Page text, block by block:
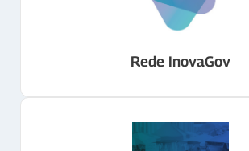
Rede InovaGov